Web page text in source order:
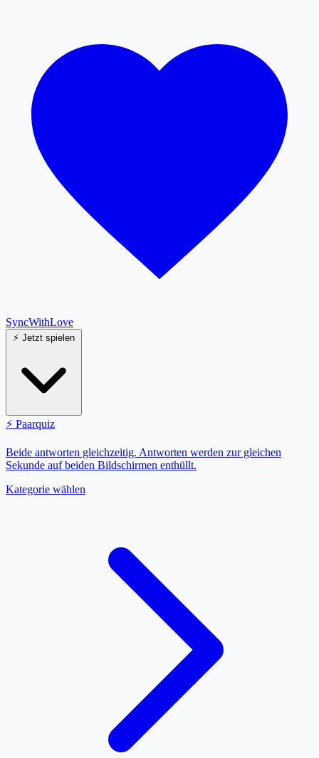
SyncWithLove
⚡ Jetzt spielen
⚡ Paarquiz
Beide antworten gleichzeitig. Antworten werden zur gleichen
Sekunde auf beiden Bildschirmen enthüllt.
Kategorie wählen